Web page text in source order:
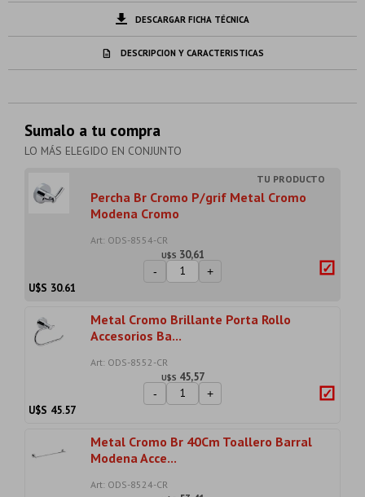
DESCARGAR FICHA TÉCNICA
DESCRIPCION Y CARACTERISTICAS
Sumalo a tu compra
LO MÁS ELEGIDO EN CONJUNTO
Percha Br Cromo P/grif Metal Cromo
Modena Cromo
Art: ODS-8554-CR
U$S 30,61
- +
U$S 30.61
Metal Cromo Brillante Porta Rollo
Accesorios Ba...
Art: ODS-8552-CR
U$S 45,57
- +
U$S 45.57
Metal Cromo Br 40Cm Toallero Barral
Modena Acce...
Art: ODS-8524-CR